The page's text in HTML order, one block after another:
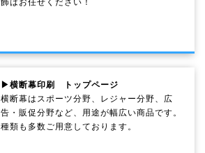
▶横断幕印刷 トップページ
横断幕はスポーツ分野、レジャー分野、広
告・販促分野など、用途が幅広い商品です。
種類も多数ご用意しております。